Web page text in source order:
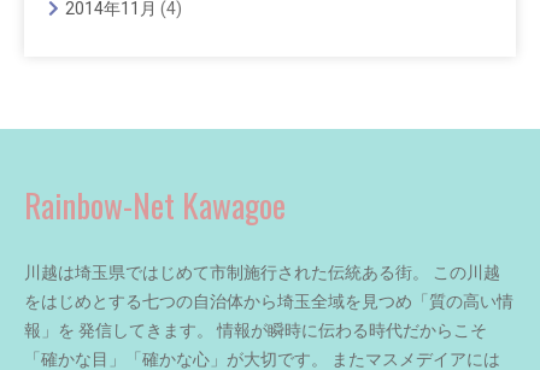
2014年11月 (4)
Rainbow-Net Kawagoe
川越は埼玉県ではじめて市制施行された伝統ある街。 この川越
をはじめとする七つの自治体から埼玉全域を見つめ「質の高い情
報」を 発信してきます。 情報が瞬時に伝わる時代だからこそ
「確かな目」「確かな心」が大切です。 またマスメデイアには